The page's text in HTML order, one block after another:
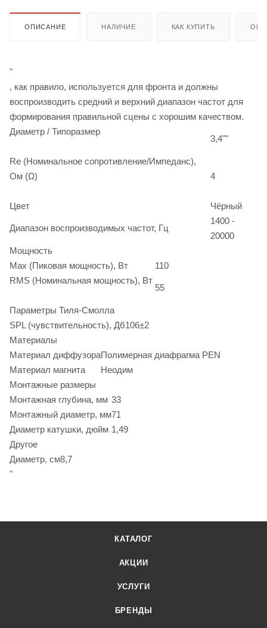
ОПИСАНИЕ НАЛИЧИЕ КАК КУПИТЬ
"
, как правило, используется для фронта и должны
воспроизводить средний и верхний диапазон частот для
формирования правильной сцены с хорошим качеством.
Диаметр / Типоразмер
3,4""
Re (Номинальное сопротивление/Импеданс),
Ом (Ω)
4
Цвет Чёрный
Диапазон воспроизводимых частот, Гц
1400 -
20000
Мощность
Max (Пиковая мощность), Вт
110
RMS (Номинальная мощность), Вт
55
Параметры Тиля-Смолла
SPL (чувствительность), Дб106±2
Материалы
Материал диффузораПолимерная диафрагма PEN
Материал магнита
Неодим
Монтажные размеры
Монтажная глубина, мм 33
Монтажный диаметр, мм71
Диаметр катушки, дюйм 1,49
Другое
Диаметр, см8,7
"
КАТАЛОГ
АКЦИИ
УСЛУГИ
БРЕНДЫ